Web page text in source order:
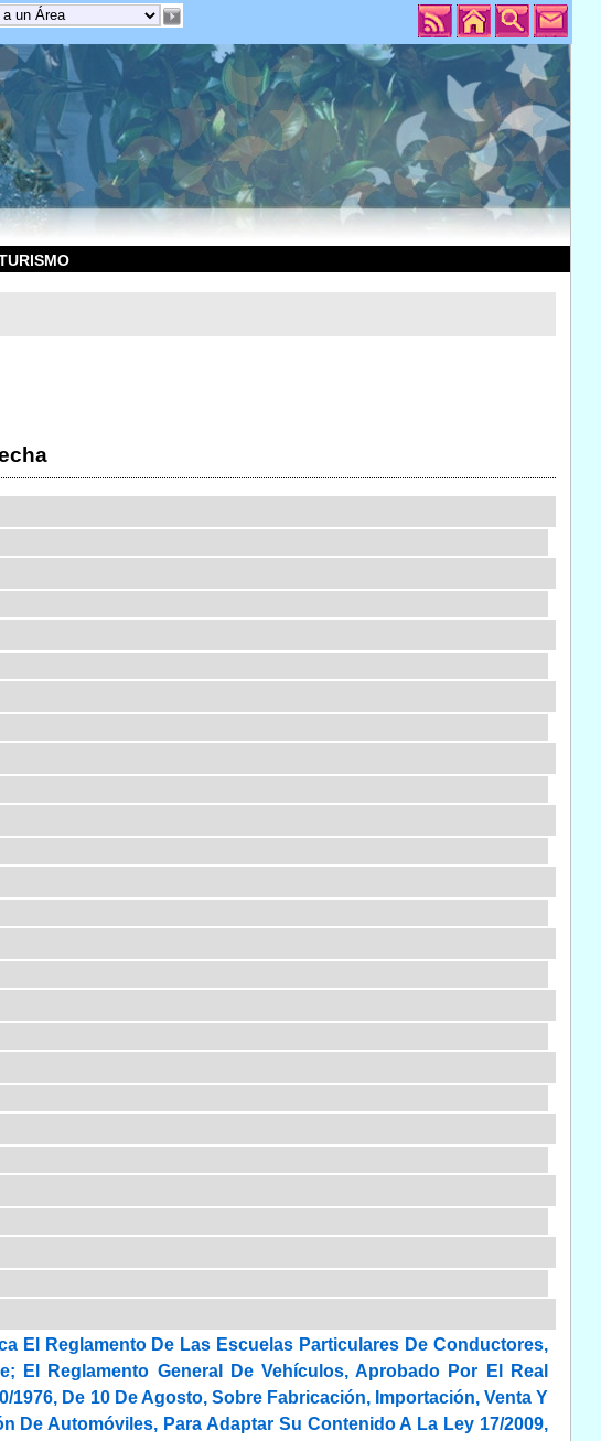
El Reglamento De Las Escuelas Particulares De Conductores,
El Reglamento General De Vehículos, Aprobado Por El Real
1976, De 10 De Agosto, Sobre Fabricación, Importación, Venta Y
De Automóviles, Para Adaptar Su Contenido A La Ley 17/2009,